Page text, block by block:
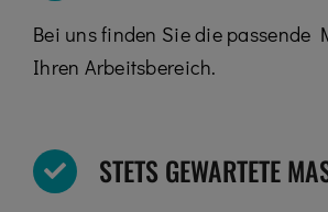
Bei uns finden Sie die passende
Ihren Arbeitsbereich.
STETS GEWARTETE